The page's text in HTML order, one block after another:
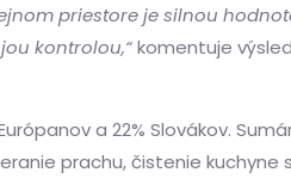
priestore je silnou
kontrolou,“komentuje
a 22% Slovákov.
prachu, čistenie kuchyne